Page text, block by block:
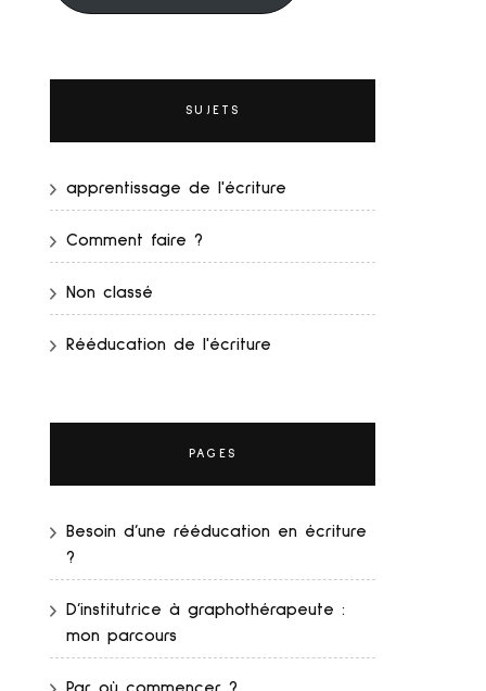
SUJETS
apprentissage de l'écriture
Comment faire ?
Non classé
Rééducation de l'écriture
PAGES
Besoin d’une rééducation en écriture
?
D’institutrice à graphothérapeute :
mon parcours